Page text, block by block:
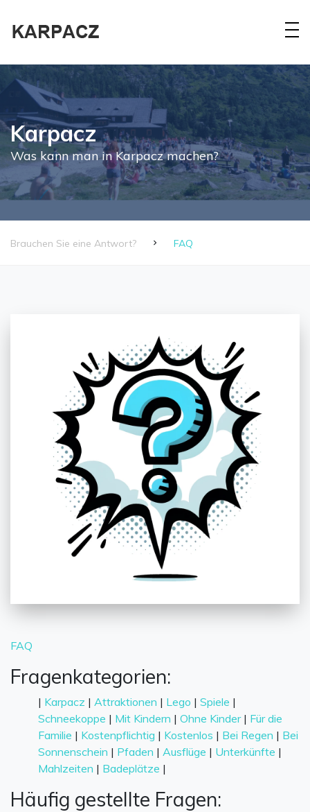
Karpacz
Was kann man in Karpacz machen?
Brauchen Sie eine Antwort? FAQ
FAQ
Fragenkategorien:
| Karpacz | Attraktionen | Lego | Spiele |
Schneekoppe | Mit Kindern | Ohne Kinder| Für die
Familie | Kostenpflichtig | Kostenlos | Bei Regen | Bei
Sonnenschein | Pfaden | Ausflüge | Unterkünfte |
Mahlzeiten | Badeplätze |
Häufig gestellte Fragen: